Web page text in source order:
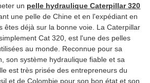
un pelle hydraulique Caterpillar 320
une pelle de Chine et en l'expédiant en
êtes déjà sur la bonne voie. La Caterpillar
Cat 320, est l'une des pelles
au monde. Reconnue pour sa
son système hydraulique fiable et sa
est très prisée des entrepreneurs du
et de Colombie pour son bon état et son